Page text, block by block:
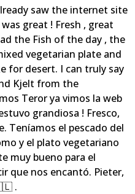
saw the internet site
great ! Fresh , great
the Fish of the day , the
vegetarian plate and
for desert. I can truly say
Kjelt from the
Teror ya vimos la web
grandiosa ! Fresco,
Teníamos el pescado del
y el plato vegetariano
muy bueno para el
que nos encantó. Pieter,
.